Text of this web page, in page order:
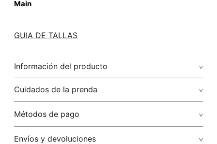
GUIA DE TALLAS
Información del producto
87.00% viscosa/viscose13.00% poliamida/polyamide
Cuidados de la prenda
Lavar a mano por separado / no dejar en remojo / no
Métodos de pago
Tarjetas de crédito: Visa, Dinners, Master Card y American
Envíos y devoluciones